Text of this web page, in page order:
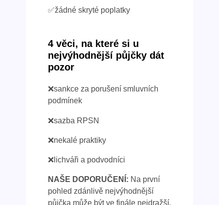
✅žádné skryté poplatky
4 věci, na které si u
nejvýhodnější půjčky dát
pozor
❌sankce za porušení smluvních
podmínek
❌sazba RPSN
❌nekalé praktiky
❌lichváři a podvodníci
NAŠE DOPORUČENÍ: Na první
pohled zdánlivě nejvýhodnější
půjčka může být ve finále nejdražší.